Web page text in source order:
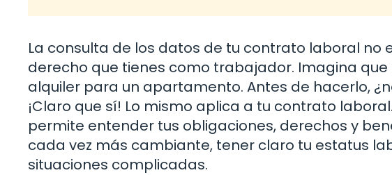
La consulta de los datos de tu contrato laboral no
derecho que tienes como trabajador. Imagina
alquiler para un apartamento. Antes de hacerlo,
¡Claro que sí! Lo mismo aplica a tu contrato
permite entender tus obligaciones, derechos y
cada vez más cambiante, tener claro tu estatus
situaciones complicadas.